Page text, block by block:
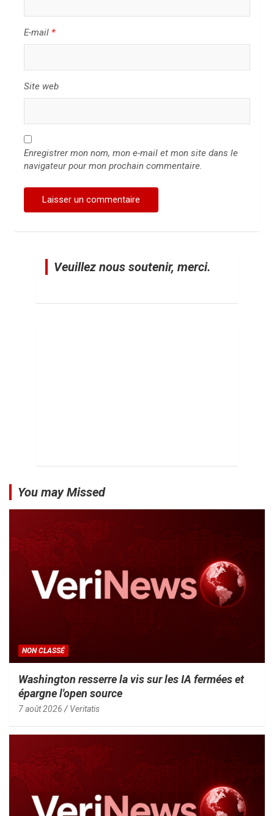
E-mail *
Site web
Enregistrer mon nom, mon e-mail et mon site dans le
navigateur pour mon prochain commentaire.
Veuillez nous soutenir, merci.
You may Missed
NON CLASSÉ
Washington resserre la vis sur les IA fermées et
épargne l'open source
7 août 2026 Veritatis